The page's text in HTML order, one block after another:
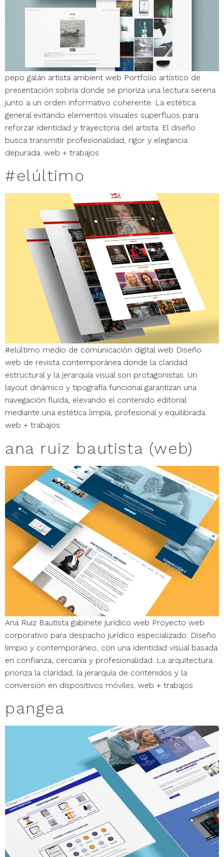
pepo galán artista ambient web Portfolio artístico de
presentación sobria donde se prioriza una lectura serena
junto a un orden informativo coherente. La estética
general evitando elementos visuales superfluos para
reforzar identidad y trayectoria del artista. El diseño
busca transmitir profesionalidad, rigor y elegancia
depurada. web + trabajos
#elúltimo
#elúltimo medio de comunicación digital web Diseño
web de revista contemporánea donde la claridad
estructural y la jerarquía visual son protagonistas. Un
layout dinámico y tipografía funcional garantizan una
navegación fluida, elevando el contenido editorial
mediante una estética limpia, profesional y equilibrada.
web + trabajos
ana ruiz bautista (web)
Ana Ruiz Bautista gabinete jurídico web Proyecto web
corporativo para despacho jurídico especializado. Diseño
limpio y contemporáneo, con una identidad visual basada
en confianza, cercanía y profesionalidad. La arquitectura
prioriza la claridad, la jerarquía de contenidos y la
conversión en dispositivos móviles. web + trabajos
pangea